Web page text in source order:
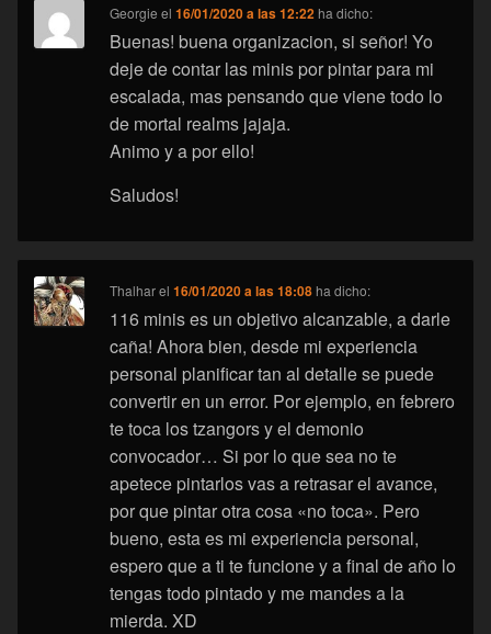
Georgie el16/01/2020 a las 12:22 ha dicho:
Buenas! buena organizacion, si señor! Yo
deje de contar las minis por pintar para mi
escalada, mas pensando que viene todo lo
de mortal realms jajaja.
Animo y a por ello!
Saludos!
Thalharel16/01/2020 a las 18:08 ha dicho:
116 minis es un objetivo alcanzable, a darle
caña! Ahora bien, desde mi experiencia
personal planificar tan al detalle se puede
convertir en un error. Por ejemplo, en febrero
te toca los tzangors y el demonio
convocador… Si por lo que sea no te
apetece pintarlos vas a retrasar el avance,
por que pintar otra cosa «no toca». Pero
bueno, esta es mi experiencia personal,
espero que a ti te funcione y a final de año lo
tengas todo pintado y me mandes a la
mierda. XD